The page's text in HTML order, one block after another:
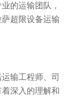
的运输团队，
超限设备运输
输工程师、司
深入的理解和